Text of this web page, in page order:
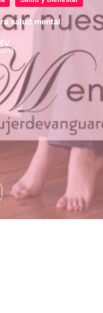
salud mental